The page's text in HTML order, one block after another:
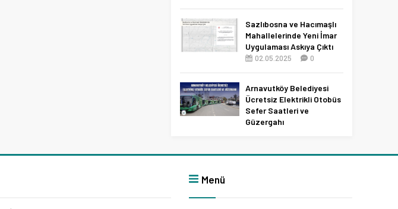
Sazlıbosna ve Hacımaşlı
Mahallelerinde Yeni İmar
Uygulaması Askıya Çıktı
02.05.2025 0
Arnavutköy Belediyesi
Ücretsiz Elektrikli Otobüs
Sefer Saatleri ve
Güzergahı
Menü